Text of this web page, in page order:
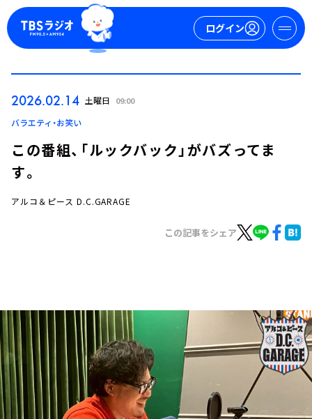
ログイン
ログイン
お知らせ
イベント・グッズ
YouTube
会社情報
2026.02.14 土曜日 09:00
バラエティ・お笑い
この番組、「ルックバック」がバズってま
す。
アルコ＆ピース D.C.GARAGE
この記事をシェア